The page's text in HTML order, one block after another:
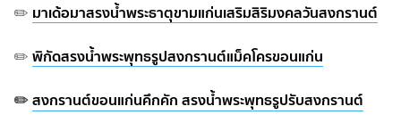
✏️ มาเด้อมาสรงน้ำพระธาตุขามแก่นเสริมสิริมงคลวันสงกรานต์
✏️ พิกัดสรงน้ำพระพุทธรูปสงกรานต์แม็คโครขอนแก่น
✏️สงกรานต์ขอนแก่นคึกคัก สรงน้ำพระพุทธรูปรับสงกรานต์